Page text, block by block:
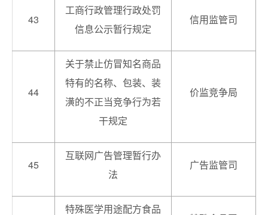
43
工商行政管理行政处罚
信息公示暂行规定
信用监管司
44
关于禁止仿冒知名商品
特有的名称、包装、装
潢的不正当竞争行为若
干规定
价监竞争局
45
互联网广告管理暂行办
法
广告监管司
特殊医学用途配方食品